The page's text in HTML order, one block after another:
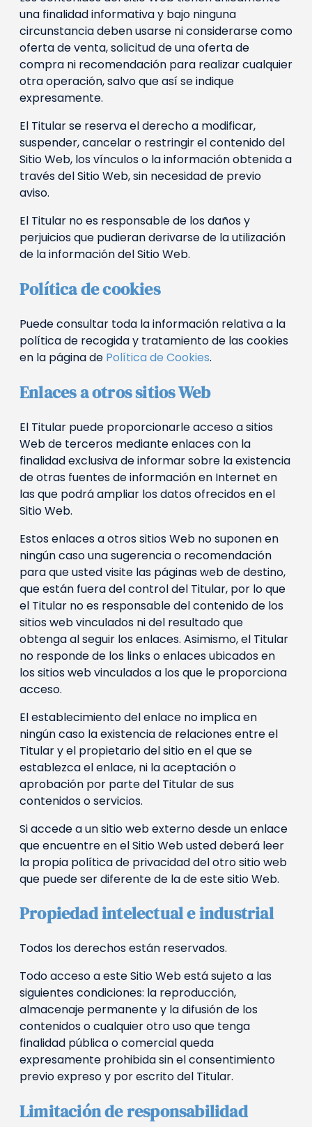
una finalidad informativa y bajo ninguna
circunstancia deben usarse ni considerarse como
oferta de venta, solicitud de una oferta de
compra ni recomendación para realizar cualquier
otra operación, salvo que así se indique
expresamente.
El Titular se reserva el derecho a modificar,
suspender, cancelar o restringir el contenido del
Sitio Web, los vínculos o la información obtenida a
través del Sitio Web, sin necesidad de previo
aviso.
El Titular no es responsable de los daños y
perjuicios que pudieran derivarse de la utilización
de la información del Sitio Web.
Política de cookies
Puede consultar toda la información relativa a la
política de recogida y tratamiento de las cookies
en la página de Política de Cookies.
Enlaces a otros sitios Web
El Titular puede proporcionarle acceso a sitios
Web de terceros mediante enlaces con la
finalidad exclusiva de informar sobre la existencia
de otras fuentes de información en Internet en
las que podrá ampliar los datos ofrecidos en el
Sitio Web.
Estos enlaces a otros sitios Web no suponen en
ningún caso una sugerencia o recomendación
para que usted visite las páginas web de destino,
que están fuera del control del Titular, por lo que
el Titular no es responsable del contenido de los
sitios web vinculados ni del resultado que
obtenga al seguir los enlaces. Asimismo, el Titular
no responde de los links o enlaces ubicados en
los sitios web vinculados a los que le proporciona
acceso.
El establecimiento del enlace no implica en
ningún caso la existencia de relaciones entre el
Titular y el propietario del sitio en el que se
establezca el enlace, ni la aceptación o
aprobación por parte del Titular de sus
contenidos o servicios.
Si accede a un sitio web externo desde un enlace
que encuentre en el Sitio Web usted deberá leer
la propia política de privacidad del otro sitio web
que puede ser diferente de la de este sitio Web.
Propiedad intelectual e industrial
Todos los derechos están reservados.
Todo acceso a este Sitio Web está sujeto a las
siguientes condiciones: la reproducción,
almacenaje permanente y la difusión de los
contenidos o cualquier otro uso que tenga
finalidad pública o comercial queda
expresamente prohibida sin el consentimiento
previo expreso y por escrito del Titular.
Limitación de responsabilidad